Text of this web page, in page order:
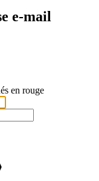
e-mail
en rouge